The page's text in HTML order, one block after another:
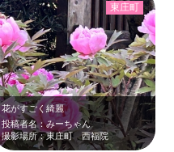
花がすごく綺麗
投稿者名：みーちゃん
撮影場所：東庄町 西福院
東庄町